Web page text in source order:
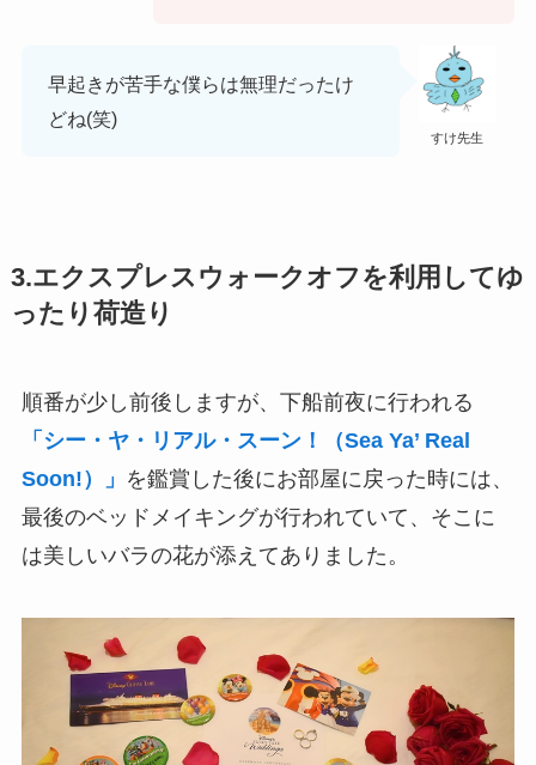
すけ先生
早起きが苦手な僕らは無理だったけ
どね(笑)
3.エクスプレスウォークオフを利用してゆ
ったり荷造り
順番が少し前後しますが、下船前夜に行われる
「シー・ヤ・リアル・スーン！（Sea Ya’ Real
Soon!）」 を鑑賞した後にお部屋に戻った時には、
最後のベッドメイキングが行われていて、そこに
は美しいバラの花が添えてありました。